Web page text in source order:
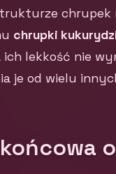
chrupek
chrupki
ich lekkość nie
je od wielu